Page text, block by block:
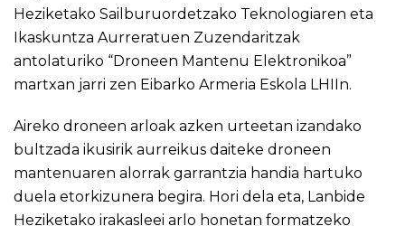
Heziketako Sailburuordetzako Teknologiaren eta
Ikaskuntza Aurreratuen Zuzendaritzak
antolaturiko “Droneen Mantenu Elektronikoa”
martxan jarri zen Eibarko Armeria Eskola LHIIn.
Aireko droneen arloak azken urteetan izandako
bultzada ikusirik aurreikus daiteke droneen
mantenuaren alorrak garrantzia handia hartuko
duela etorkizunera begira. Hori dela eta, Lanbide
Heziketako irakasleei arlo honetan formatzeko